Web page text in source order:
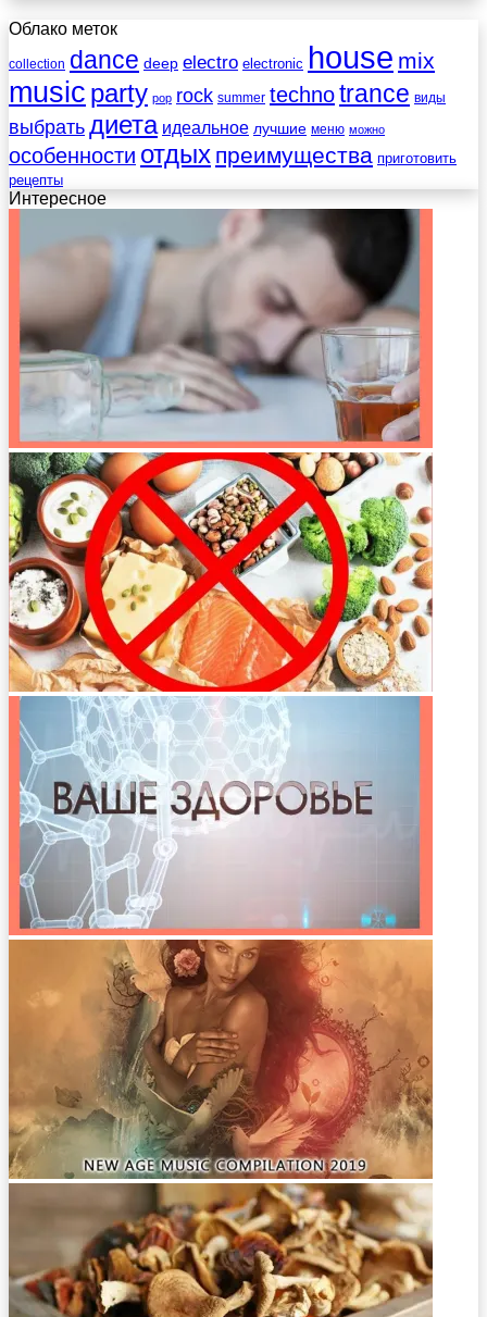
Облако меток
collection dance deep electro electronic house mix
music party pop rock summer technotrance виды
выбратьдиета идеальное лучшие меню можно
особенности отдых преимущества приготовить
рецепты
Интересное